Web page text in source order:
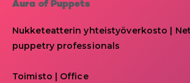
Aura of Puppets
Nukketeatterin yhteistyöverkosto |
puppetry professionals
Toimisto | Office